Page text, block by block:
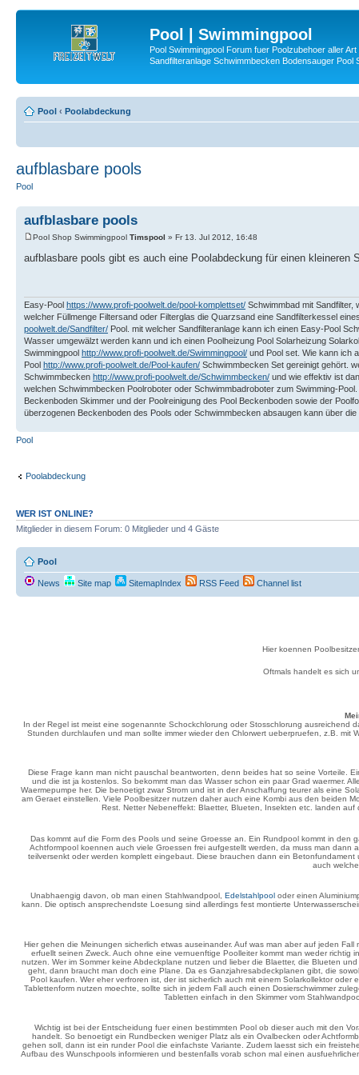
Pool | Swimmingpool
Pool Swimmingpool Forum fuer Poolzubehoer aller
Sandfilteranlage Schwimmbecken Bodensauger Pool
Pool ‹ Poolabdeckung
aufblasbare pools
Pool
aufblasbare pools
Pool Shop Swimmingpool Timspool » Fr 13. Jul 2012, 16:48
aufblasbare pools gibt es auch eine Poolabdeckung für einen
Easy-Pool https://www.profi-poolwelt.de/pool-komplettset/ Schwimmbad mit Sandfilter,
welcher Füllmenge Filtersand oder Filterglas die Quarzsand eine Sandfilterkessel
poolwelt.de/Sandfilter/ Pool. mit welcher Sandfilteranlage kann ich einen Easy-Pool
Wasser umgewälzt werden kann und ich einen Poolheizung Pool Solarheizung
Swimmingpool http://www.profi-poolwelt.de/Swimmingpool/ und Pool set. Wie kann ich
Pool http://www.profi-poolwelt.de/Pool-kaufen/ Schwimmbecken Set gereinigt gehört.
Schwimmbecken http://www.profi-poolwelt.de/Schwimmbecken/ und wie effektiv ist
welchen Schwimmbecken Poolroboter oder Schwimmbadroboter zum Swimming-
Beckenboden Skimmer und der Poolreinigung des Pool Beckenboden sowie der
überzogenen Beckenboden des Pools oder Schwimmbecken absaugen kann über
Pool
Poolabdeckung
WER IST ONLINE?
Mitglieder in diesem Forum: 0 Mitglieder und 4 Gäste
Pool
News Site map SitemapIndex RSS Feed Channel list
Hier koennen
Oftmals handelt es sich
In der Regel ist meist eine sogenannte Schockchlorung oder Stosschlorung ausreichend
Stunden durchlaufen und man sollte immer wieder den Chlorwert ueberpruefen, z.B.
Diese Frage kann man nicht pauschal beantworten, denn beides hat so seine Vorteile.
und die ist ja kostenlos. So bekommt man das Wasser schon ein paar Grad waermer.
Waermepumpe her. Die benoetigt zwar Strom und ist in der Anschaffung teurer als eine
am Geraet einstellen. Viele Poolbesitzer nutzen daher auch eine Kombi aus den beiden
Rest. Netter Nebeneffekt: Blaetter, Blueten, Insekten etc. landen
Das kommt auf die Form des Pools und seine Groesse an. Ein Rundpool kommt in
Achtformpool koennen auch viele Groessen frei aufgestellt werden, da muss man
teilversenkt oder werden komplett eingebaut. Diese brauchen dann ein
auch
Unabhaengig davon, ob man einen Stahlwandpool, Edelstahlpool oder einen
kann. Die optisch ansprechendste Loesung sind allerdings fest montierte
Hier gehen die Meinungen sicherlich etwas auseinander. Auf was man aber auf jeden
erfuellt seinen Zweck. Auch ohne eine vernuenftige Poolleiter kommt man weder
nutzen. Wer im Sommer keine Abdeckplane nutzen und lieber die Blaetter, die Blueten
geht, dann braucht man doch eine Plane. Da es Ganzjahresabdeckplanen gibt, die
Pool kaufen. Wer eher verfroren ist, der ist sicherlich auch mit einem Solarkollektor
Tablettenform nutzen moechte, sollte sich in jedem Fall auch einen Dosierschwimmer
Tabletten einfach in den Skimmer vom
Wichtig ist bei der Entscheidung fuer einen bestimmten Pool ob dieser auch mit den
handelt. So benoetigt ein Rundbecken weniger Platz als ein Ovalbecken oder
gehen soll, dann ist ein runder Pool die einfachste Variante. Zudem laesst sich ein
Aufbau des Wunschpools informieren und bestenfalls vorab schon mal einen